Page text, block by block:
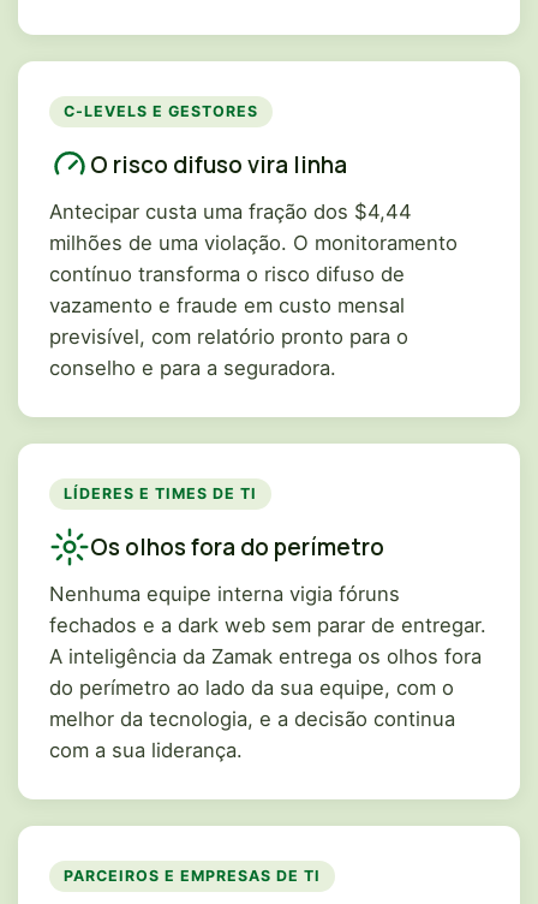
C-LEVELS E GESTORES
O risco difuso vira linha
Antecipar custa uma fração dos $4,44
milhões de uma violação. O monitoramento
contínuo transforma o risco difuso de
vazamento e fraude em custo mensal
previsível, com relatório pronto para o
conselho e para a seguradora.
LÍDERES E TIMES DE TI
Os olhos fora do perímetro
Nenhuma equipe interna vigia fóruns
fechados e a dark web sem parar de entregar.
A inteligência da Zamak entrega os olhos fora
do perímetro ao lado da sua equipe, com o
melhor da tecnologia, e a decisão continua
com a sua liderança.
PARCEIROS E EMPRESAS DE TI